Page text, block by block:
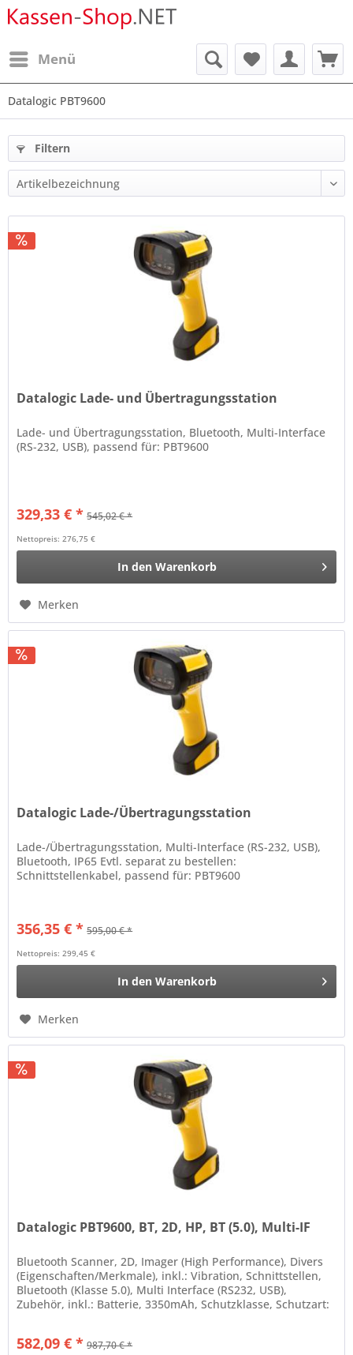
Menü
Datalogic PBT9600
Filtern
Datalogic Lade- und Übertragungsstation
Lade- und Übertragungsstation, Bluetooth, Multi-Interface
(RS-232, USB), passend für: PBT9600
329,33 € * 545,02 € *
Nettopreis: 276,75 €
In den Warenkorb
Merken
Datalogic Lade-/Übertragungsstation
Lade-/Übertragungsstation, Multi-Interface (RS-232, USB),
Bluetooth, IP65 Evtl. separat zu bestellen:
Schnittstellenkabel, passend für: PBT9600
356,35 € * 595,00 € *
Nettopreis: 299,45 €
In den Warenkorb
Merken
Datalogic PBT9600, BT, 2D, HP, BT (5.0), Multi-IF
Bluetooth Scanner, 2D, Imager (High Performance), Divers
(Eigenschaften/Merkmale), inkl.: Vibration, Schnittstellen,
Bluetooth (Klasse 5.0), Multi Interface (RS232, USB),
Zubehör, inkl.: Batterie, 3350mAh, Schutzklasse, Schutzart:
582,09 € * 987,70 € *